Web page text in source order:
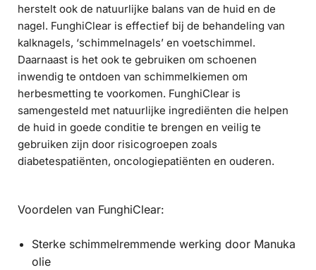
herstelt ook de natuurlijke balans van de huid en de
nagel. FunghiClear is effectief bij de behandeling van
kalknagels, ‘schimmelnagels’ en voetschimmel.
Daarnaast is het ook te gebruiken om schoenen
inwendig te ontdoen van schimmelkiemen om
herbesmetting te voorkomen. FunghiClear is
samengesteld met natuurlijke ingrediënten die helpen
de huid in goede conditie te brengen en veilig te
gebruiken zijn door risicogroepen zoals
diabetespatiënten, oncologiepatiënten en ouderen.
Voordelen van FunghiClear:
Sterke schimmelremmende werking door Manuka
olie